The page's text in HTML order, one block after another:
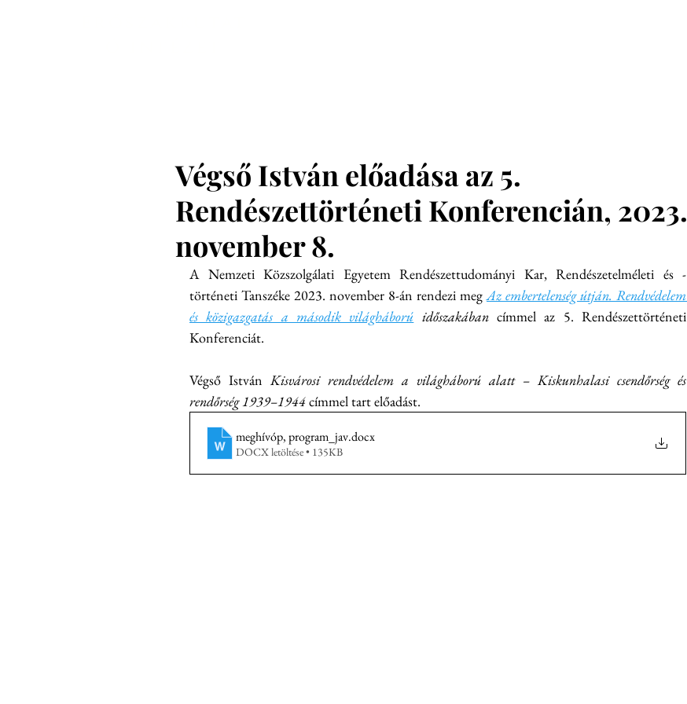
Végső István előadása az 5.
Rendészettörténeti Konferencián, 2023.
november 8.
A Nemzeti Közszolgálati Egyetem Rendészettudományi Kar, Rendészetelméleti és -
történeti Tanszéke 2023. november 8-án rendezi meg Az embertelenség útján. Rendvédelem
és közigazgatás a második világháború időszakában címmel az 5. Rendészettörténeti
Konferenciát.
Végső István Kisvárosi rendvédelem a világháború alatt – Kiskunhalasi csendőrség és
rendőrség 1939–1944 címmel tart előadást.
meghívóp, program_jav.docx
DOCX letöltése • 135KB